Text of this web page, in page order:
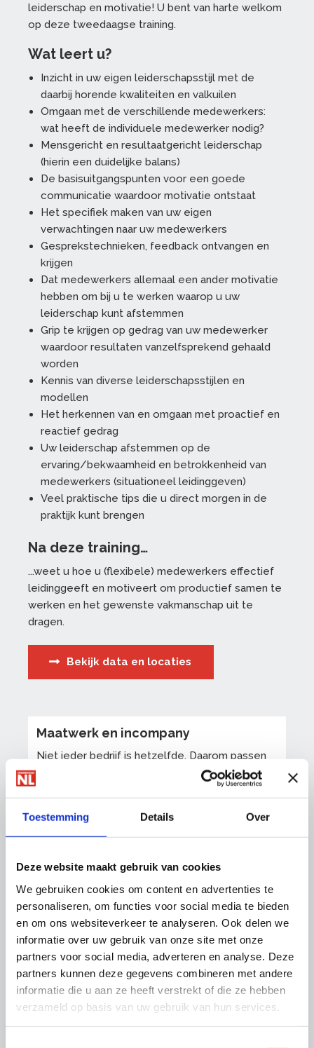
Toestemming Details Over
Deze website maakt gebruik van cookies
We gebruiken cookies om content en advertenties te
personaliseren, om functies voor social media te bieden
en om ons websiteverkeer te analyseren. Ook delen we
informatie over uw gebruik van onze site met onze
partners voor social media, adverteren en analyse. Deze
partners kunnen deze gegevens combineren met andere
informatie die u aan ze heeft verstrekt of die ze hebben
verzameld op basis van uw gebruik van hun services.
leiderschap en motivatie! U bent van harte welkom
op deze tweedaagse training.
Wat leert u?
Inzicht in uw eigen leiderschapsstijl met de
daarbij horende kwaliteiten en valkuilen
Omgaan met de verschillende medewerkers:
wat heeft de individuele medewerker nodig?
Mensgericht en resultaatgericht leiderschap
(hierin een duidelijke balans)
De basisuitgangspunten voor een goede
communicatie waardoor motivatie ontstaat
Het specifiek maken van uw eigen
verwachtingen naar uw medewerkers
Gesprekstechnieken, feedback ontvangen en
krijgen
Dat medewerkers allemaal een ander motivatie
hebben om bij u te werken waarop u uw
leiderschap kunt afstemmen
Grip te krijgen op gedrag van uw medewerker
waardoor resultaten vanzelfsprekend gehaald
worden
Kennis van diverse leiderschapsstijlen en
modellen
Het herkennen van en omgaan met proactief en
reactief gedrag
Uw leiderschap afstemmen op de
ervaring/bekwaamheid en betrokkenheid van
medewerkers (situationeel leidinggeven)
Veel praktische tips die u direct morgen in de
praktijk kunt brengen
Na deze training…
...weet u hoe u (flexibele) medewerkers effectief
leidinggeeft en motiveert om productief samen te
werken en het gewenste vakmanschap uit te
dragen.
Bekijk data en locaties
Maatwerk en incompany
Niet ieder bedrijf is hetzelfde. Daarom passen
we onze trainingen graag aan uw behoeften aan.
Meer weten over maatwerk of incompany? Laat
OnderhoudNL Trainingen op
voorwaardenvan toepassing.
Cookies worden geblokkeerd. Verander je
cookie-instellingenom gebruik te kunnen
maken van deze functionaliteit.